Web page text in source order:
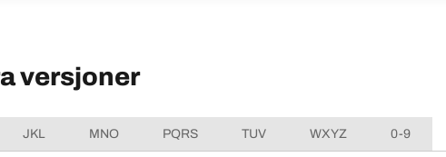
versjoner
JKL MNO PQRS TUV WXYZ 0-9